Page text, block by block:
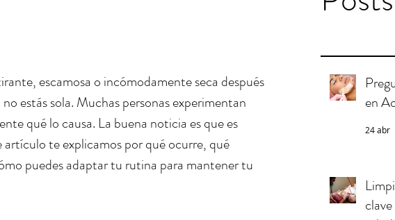
en
24 abr
escamosa o incómodamente seca después
estás sola. Muchas personas experimentan
qué lo causa. La buena noticia es que es
te explicamos por qué ocurre, qué
puedes adaptar tu rutina para mantener tu